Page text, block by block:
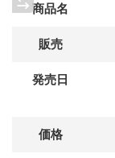
商品名
販売
発売日
価格